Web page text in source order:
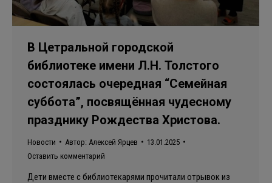
В Цетральной городской
библиотеке имени Л.Н. Толстого
состоялась очередная “Семейная
суббота”, посвящённая чудесному
празднику Рождества Христова.
Новости Автор: Алексей Ярцев
13.01.2025
Оставить комментарий
Дети вместе с библиотекарями прочитали отрывок из